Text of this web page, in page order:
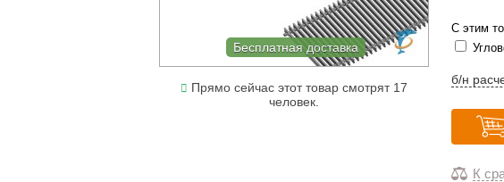
Бесплатная доставка
Прямо сейчас этот товар смотрят 17
человек.
С этим
б/н
К